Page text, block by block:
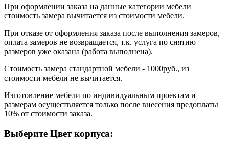
При оформлении заказа на данные категории мебели
стоимость замера вычитается из стоимости мебели.
При отказе от оформления заказа после выполнения замеров,
оплата замеров не возвращается, т.к. услуга по снятию
размеров уже оказана (работа выполнена).
Стоимость замера стандартной мебели - 1000руб., из
стоимости мебели не вычитается.
Изготовление мебели по индивидуальным проектам и
размерам осуществляется только после внесения предоплаты
10% от стоимости заказа.
Выберите Цвет корпуса: